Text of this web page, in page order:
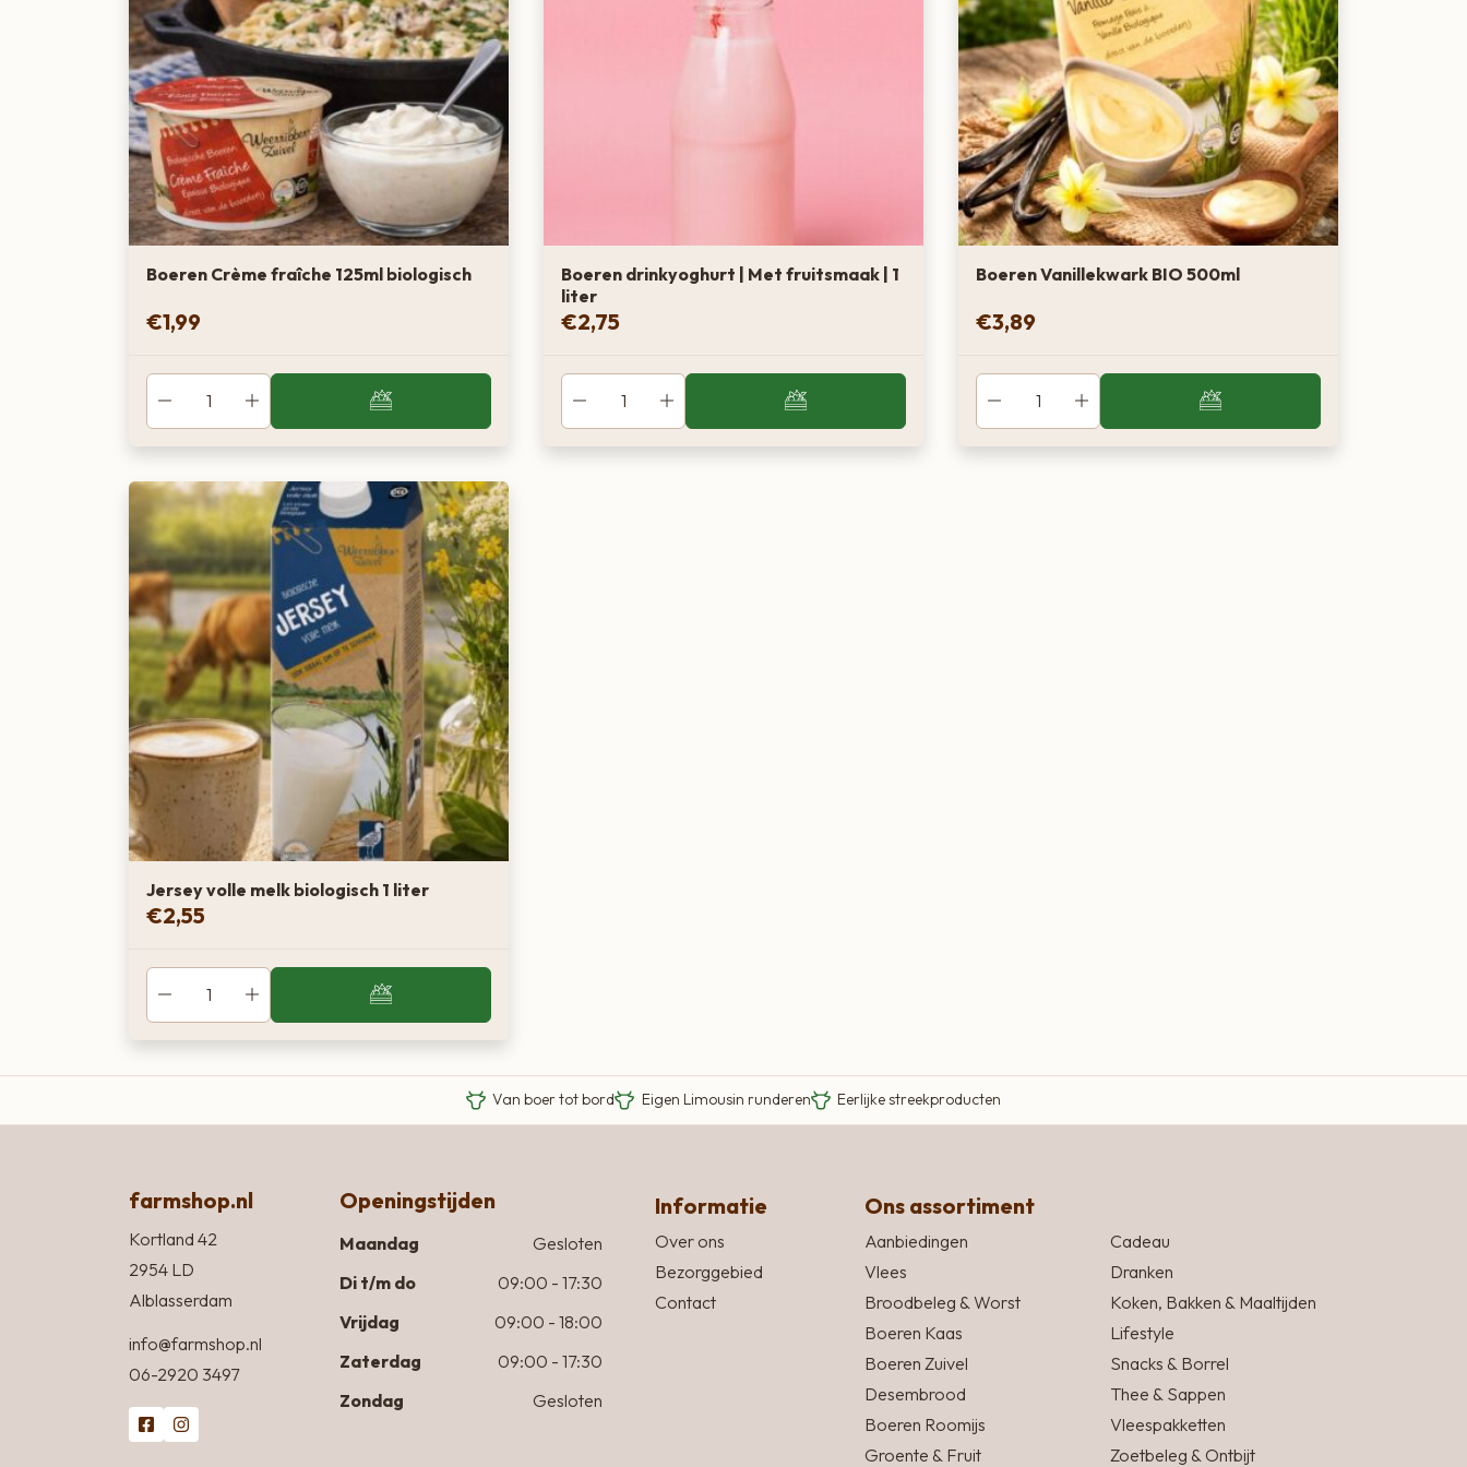
Boeren Crème fraîche 125ml biologisch
€1,99
Boeren drinkyoghurt | Met fruitsmaak | 1
liter
€2,75
Boeren Vanillekwark BIO 500ml
€3,89
Jersey volle melk biologisch 1 liter
€2,55
Van boer tot bord Eigen Limousin runderen Eerlijke streekproducten
farmshop.nl
Kortland 42
2954 LD
Alblasserdam
info@farmshop.nl
06-2920 3497
Openingstijden
Maandag
Gesloten
Di t/m do
09:00 - 17:30
Vrijdag
09:00 - 18:00
Zaterdag
09:00 - 17:30
Zondag
Gesloten
Informatie
Over ons
Bezorggebied
Contact
Ons assortiment
Aanbiedingen
Vlees
Broodbeleg & Worst
Boeren Kaas
Boeren Zuivel
Desembrood
Boeren Roomijs
Groente & Fruit
Cadeau
Dranken
Koken, Bakken & Maaltijden
Lifestyle
Snacks & Borrel
Thee & Sappen
Vleespakketten
Zoetbeleg & Ontbijt